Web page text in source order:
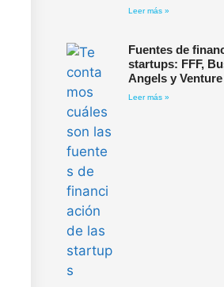
Leer más »
Fuentes de
startups: FFF,
Angels y
Leer más »